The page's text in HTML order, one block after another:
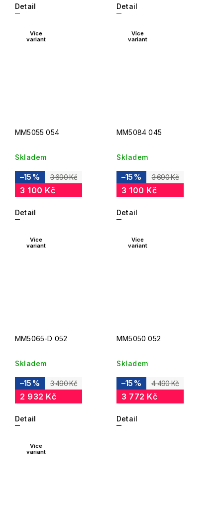
Detail Detail
Více
variant
MM5055 054
Skladem
3 690 Kč
–15 %
3 100 Kč
Detail
Více
variant
MM5084 045
Skladem
3 690 Kč
–15 %
3 100 Kč
Detail
Více
variant
MM5065-D 052
Skladem
3 490 Kč
–15 %
2 932 Kč
Detail
Více
variant
MM5050 052
Skladem
4 490 Kč
–15 %
3 772 Kč
Detail
Více
variant